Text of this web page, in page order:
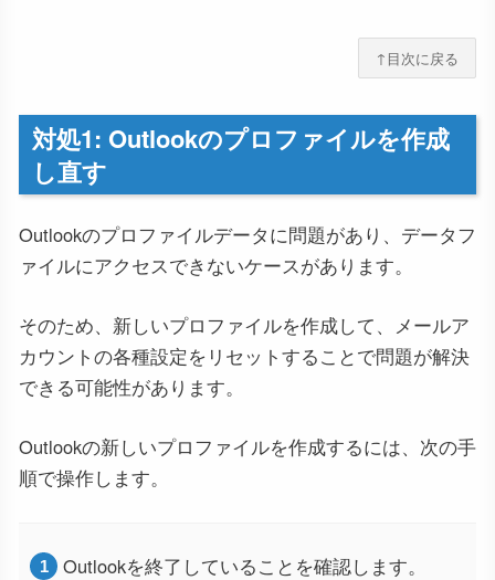
↑目次に戻る
対処1: Outlookのプロファイルを作成
し直す
Outlookのプロファイルデータに問題があり、データフ
ァイルにアクセスできないケースがあります。
そのため、新しいプロファイルを作成して、メールア
カウントの各種設定をリセットすることで問題が解決
できる可能性があります。
Outlookの新しいプロファイルを作成するには、次の手
順で操作します。
Outlookを終了していることを確認します。